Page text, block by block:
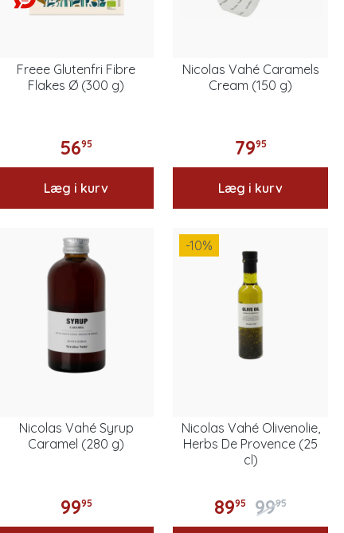
Freee Glutenfri Fibre
Flakes Ø (300 g)
5695
Læg i kurv
Nicolas Vahé Caramels
Cream (150 g)
7995
Læg i kurv
Nicolas Vahé Syrup
Caramel (280 g)
9995
-10%
Nicolas Vahé Olivenolie,
Herbs De Provence (25
cl)
8995 9995